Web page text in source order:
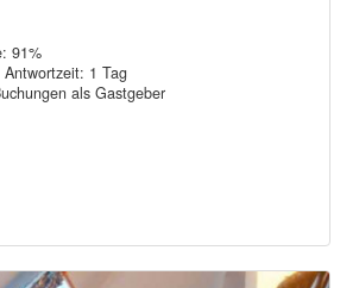
91%
Antwortzeit: 1 Tag
als Gastgeber